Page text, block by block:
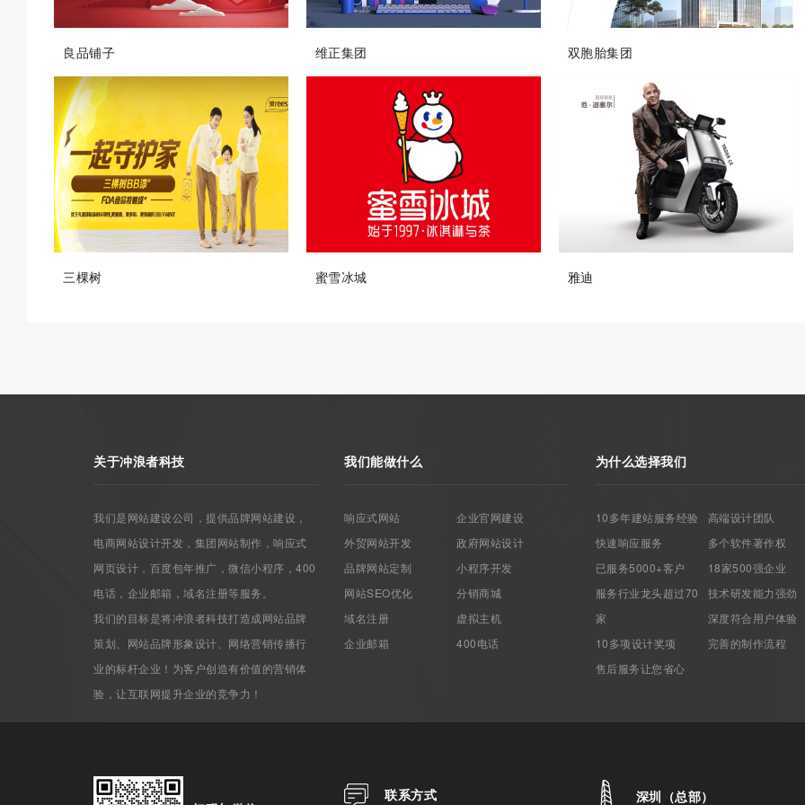
良品铺子 维正集团 双胞胎集团
三棵树 蜜雪冰城 雅迪
关于冲浪者科技
我们是网站建设公司，提供品牌网站建设，
电商网站设计开发，集团网站制作，响应式
网页设计，百度包年推广，微信小程序，400
电话，企业邮箱，域名注册等服务。
我们的目标是将冲浪者科技打造成网站品牌
策划、网站品牌形象设计、网络营销传播行
业的标杆企业！为客户创造有价值的营销体
验，让互联网提升企业的竞争力！
我们能做什么
响应式网站
企业官网建设
外贸网站开发
政府网站设计
品牌网站定制
小程序开发
网站SEO优化
分销商城
域名注册
虚拟主机
企业邮箱
400电话
为什么选择我们
10多年建站服务经验
高端设计团队
快速响应服务
多个软件著作权
已服务5000+客户
18家500强企业
服务行业龙头超过70
家
技术研发能力强劲
深度符合用户体验
10多项设计奖项
完善的制作流程
售后服务让您省心
联系方式 深圳（总部）